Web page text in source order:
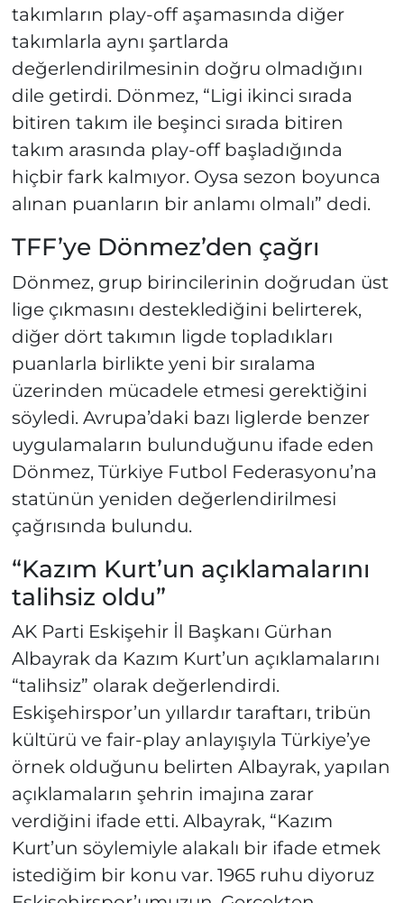
takımların play-off aşamasında diğer
takımlarla aynı şartlarda
değerlendirilmesinin doğru olmadığını
dile getirdi. Dönmez, “Ligi ikinci sırada
bitiren takım ile beşinci sırada bitiren
takım arasında play-off başladığında
hiçbir fark kalmıyor. Oysa sezon boyunca
alınan puanların bir anlamı olmalı” dedi.
TFF’ye Dönmez’den çağrı
Dönmez, grup birincilerinin doğrudan üst
lige çıkmasını desteklediğini belirterek,
diğer dört takımın ligde topladıkları
puanlarla birlikte yeni bir sıralama
üzerinden mücadele etmesi gerektiğini
söyledi. Avrupa’daki bazı liglerde benzer
uygulamaların bulunduğunu ifade eden
Dönmez, Türkiye Futbol Federasyonu’na
statünün yeniden değerlendirilmesi
çağrısında bulundu.
“Kazım Kurt’un açıklamalarını
talihsiz oldu”
AK Parti Eskişehir İl Başkanı Gürhan
Albayrak da Kazım Kurt’un açıklamalarını
“talihsiz” olarak değerlendirdi.
Eskişehirspor’un yıllardır taraftarı, tribün
kültürü ve fair-play anlayışıyla Türkiye’ye
örnek olduğunu belirten Albayrak, yapılan
açıklamaların şehrin imajına zarar
verdiğini ifade etti. Albayrak, “Kazım
Kurt’un söylemiyle alakalı bir ifade etmek
istediğim bir konu var. 1965 ruhu diyoruz